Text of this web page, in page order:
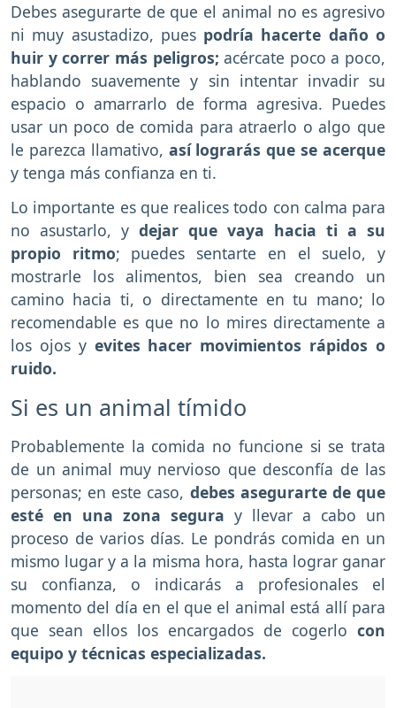
Debes asegurarte de que el animal no es agresivo
ni muy asustadizo, pues podría hacerte daño o
huir y correr más peligros; acércate poco a poco,
hablando suavemente y sin intentar invadir su
espacio o amarrarlo de forma agresiva. Puedes
usar un poco de comida para atraerlo o algo que
le parezca llamativo, así lograrás que se acerque
y tenga más confianza en ti.
Lo importante es que realices todo con calma para
no asustarlo, y dejar que vaya hacia ti a su
propio ritmo; puedes sentarte en el suelo, y
mostrarle los alimentos, bien sea creando un
camino hacia ti, o directamente en tu mano; lo
recomendable es que no lo mires directamente a
los ojos y evites hacer movimientos rápidos o
ruido.
Si es un animal tímido
Probablemente la comida no funcione si se trata
de un animal muy nervioso que desconfía de las
personas; en este caso, debes asegurarte de que
esté en una zona segura y llevar a cabo un
proceso de varios días. Le pondrás comida en un
mismo lugar y a la misma hora, hasta lograr ganar
su confianza, o indicarás a profesionales el
momento del día en el que el animal está allí para
que sean ellos los encargados de cogerlo con
equipo y técnicas especializadas.